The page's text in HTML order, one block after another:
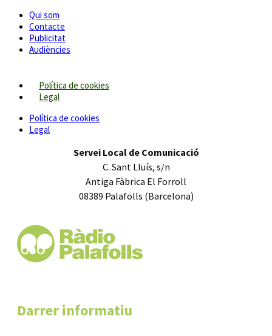
Qui som
Contacte
Publicitat
Audiències
Política de cookies
Legal
Política de cookies
Legal
Servei Local de Comunicació
C. Sant Lluís, s/n
Antiga Fàbrica El Forroll
08389 Palafolls (Barcelona)
Darrer informatiu